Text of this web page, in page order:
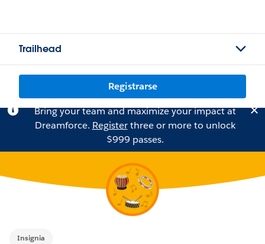
Trailhead
Registrarse
Bring your team and maximize your impact at
Dreamforce. Registerthree or more to unlock
$999 passes.
Insignia